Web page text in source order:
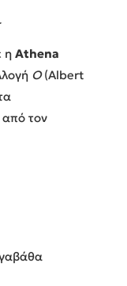
η Athena
Ο(Albert
τον
γαβάθα